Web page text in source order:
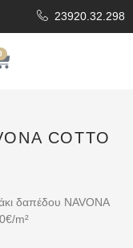
23920.32.298
COTTO
δαπέδου NAVONA
m²